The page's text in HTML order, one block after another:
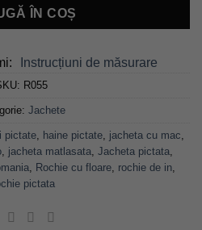
ÎN COȘ
Instrucțiuni de măsurare
R055
Jachete
pictate haine pictate jacheta cu mac
jacheta matlasata Jacheta pictata
Rochie cu floare, rochie de in,
pictata